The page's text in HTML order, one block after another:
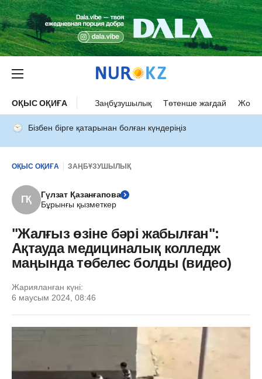
ОҚЫС ОҚИҒА Заңбұзушылық Төтенше жағдай Жол
Бізбен бірге қатарынан болған күндеріңіз
ОҚЫС ОҚИҒА ЗАҢБҰЗУШЫЛЫҚ
ГҚ
Гүлзат Қазанғапова
Бұрынғы қызметкер
"Жалғыз өзіне бәрі жабылған":
Ақтауда медициналық колледж
маңында төбелес болды (видео)
Жарияланған күні:
6 маусым 2024, 08:46